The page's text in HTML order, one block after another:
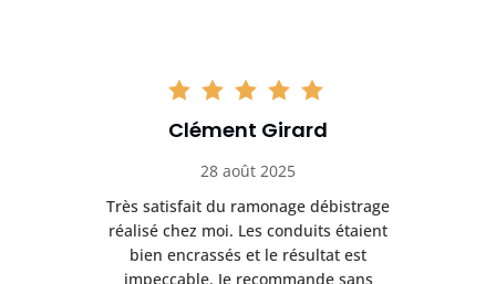
Clément Girard
28 août 2025
Très satisfait du ramonage débistrage
réalisé chez moi. Les conduits étaient
bien encrassés et le résultat est
impeccable. Je recommande sans